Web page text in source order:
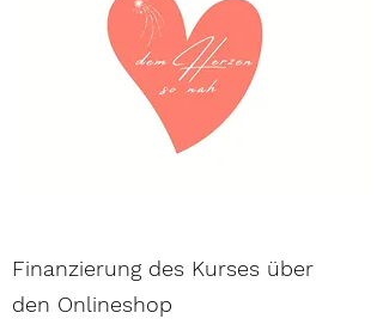
Finanzierung des Kurses über
den Onlineshop